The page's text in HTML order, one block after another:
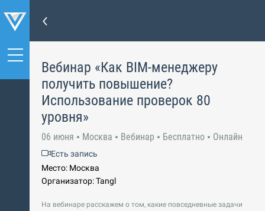
Вебинар «Как BIM-менеджеру
получить повышение?
Использование проверок 80
уровня»
06 июня Москва Вебинар Бесплатно Онлайн
Есть запись
Место: Москва
Организатор: Tangl
На вебинаре расскажем о том, какие повседневные задачи